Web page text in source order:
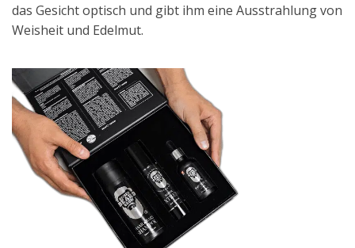
das Gesicht optisch und gibt ihm eine Ausstrahlung von
Weisheit und Edelmut.